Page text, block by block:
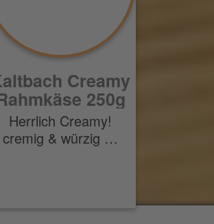
Creamy
250g
Herrlich Creamy!
cremig & würzig …